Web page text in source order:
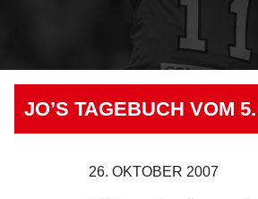
JO’S TAGEBUCH VOM
26. OKTOBER 2007